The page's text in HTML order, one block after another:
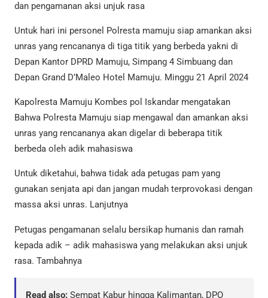
dan pengamanan aksi unjuk rasa
Untuk hari ini personel Polresta mamuju siap amankan aksi
unras yang rencananya di tiga titik yang berbeda yakni di
Depan Kantor DPRD Mamuju, Simpang 4 Simbuang dan
Depan Grand D’Maleo Hotel Mamuju. Minggu 21 April 2024
Kapolresta Mamuju Kombes pol Iskandar mengatakan
Bahwa Polresta Mamuju siap mengawal dan amankan aksi
unras yang rencananya akan digelar di beberapa titik
berbeda oleh adik mahasiswa
Untuk diketahui, bahwa tidak ada petugas pam yang
gunakan senjata api dan jangan mudah terprovokasi dengan
massa aksi unras. Lanjutnya
Petugas pengamanan selalu bersikap humanis dan ramah
kepada adik – adik mahasiswa yang melakukan aksi unjuk
rasa. Tambahnya
Read also: Sempat Kabur hingga Kalimantan, DPO